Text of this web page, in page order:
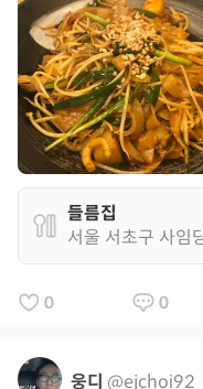
들름집
서울 서초구 사임
0 0
웅디 @ejchoi92